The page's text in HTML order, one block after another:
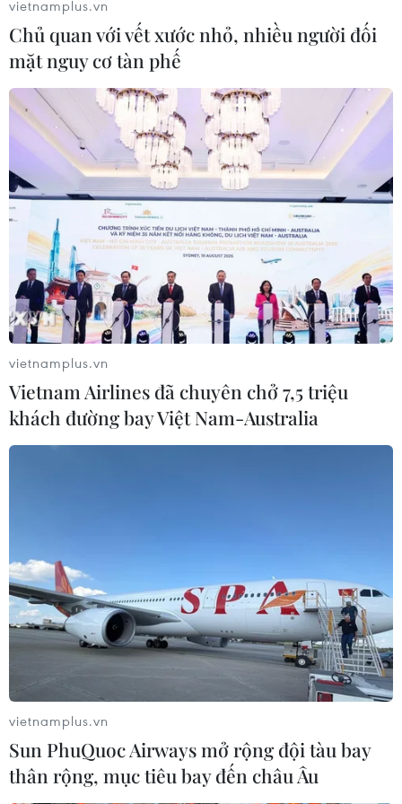
vietnamplus.vn
Chủ quan với vết xước nhỏ, nhiều người đối
mặt nguy cơ tàn phế
vietnamplus.vn
Vietnam Airlines đã chuyên chở 7,5 triệu
khách đường bay Việt Nam-Australia
vietnamplus.vn
Sun PhuQuoc Airways mở rộng đội tàu bay
thân rộng, mục tiêu bay đến châu Âu